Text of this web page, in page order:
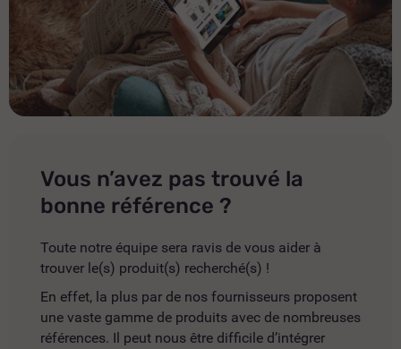
Vous n’avez pas trouvé la
bonne référence ?
Toute notre équipe sera ravis de vous aider à
trouver le(s) produit(s) recherché(s) !
En effet, la plus par de nos fournisseurs proposent
une vaste gamme de produits avec de nombreuses
références. Il peut nous être difficile d’intégrer